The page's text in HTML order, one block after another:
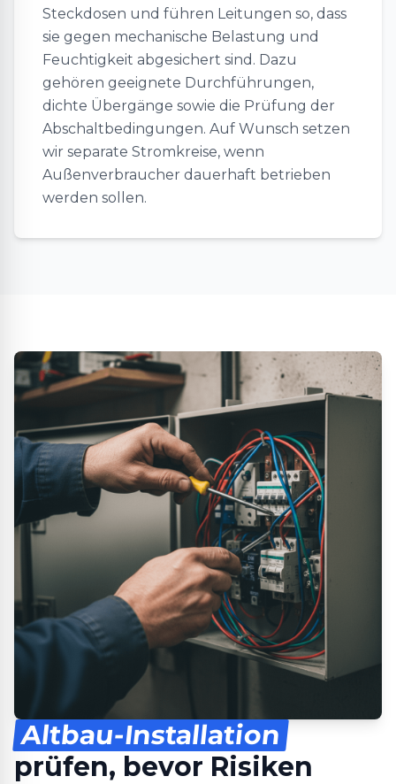
Steckdosen und führen Leitungen so, dass
sie gegen mechanische Belastung und
Feuchtigkeit abgesichert sind. Dazu
gehören geeignete Durchführungen,
dichte Übergänge sowie die Prüfung der
Abschaltbedingungen. Auf Wunsch setzen
wir separate Stromkreise, wenn
Außenverbraucher dauerhaft betrieben
werden sollen.
Altbau-Installation
prüfen, bevor Risiken